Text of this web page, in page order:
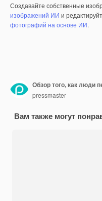
Создавайте собственные
изображений ИИ и
фотографий на основе ИИ.
pressmaster
Вам также могут